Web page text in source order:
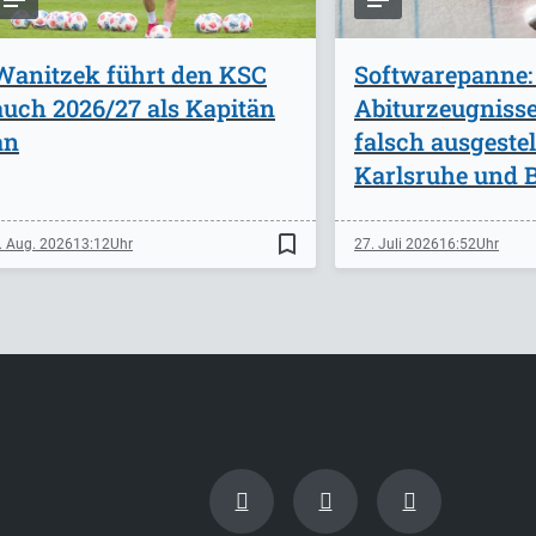
führt den KSC
2026/27 als Kapitän
Aug. 202613:12 bookmark_border
Softwarepanne:
falsch
Karlsruhe und
27. Juli 202616:52